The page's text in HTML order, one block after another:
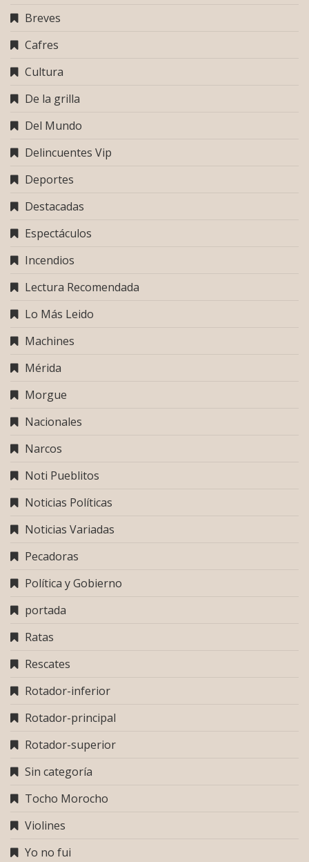
Breves
Cafres
Cultura
De la grilla
Del Mundo
Delincuentes Vip
Deportes
Destacadas
Espectáculos
Incendios
Lectura Recomendada
Lo Más Leido
Machines
Mérida
Morgue
Nacionales
Narcos
Noti Pueblitos
Noticias Políticas
Noticias Variadas
Pecadoras
Política y Gobierno
portada
Ratas
Rescates
Rotador-inferior
Rotador-principal
Rotador-superior
Sin categoría
Tocho Morocho
Violines
Yo no fui